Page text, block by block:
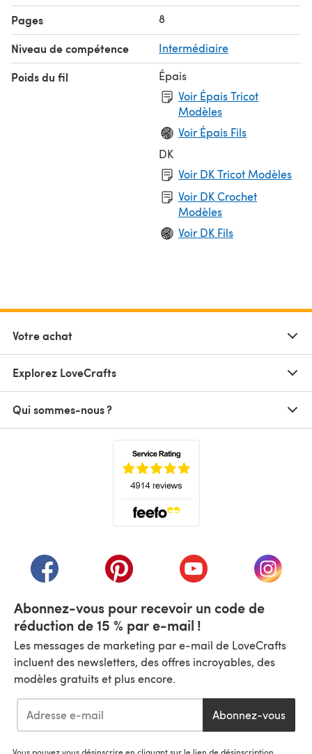
Pages 8
Niveau de compétence Intermédiaire
Poids du fil
Épais
Voir Épais Tricot
Modèles
Voir Épais Fils
DK
Voir DK Tricot Modèles
Voir DK Crochet
Modèles
Voir DK Fils
Votre achat
Explorez LoveCrafts
Qui sommes-nous ?
(s'ouvre dans un nouvel onglet)
(s'ouvre dans un nouvel onglet)
(s'ouvre dans un(s'ouvre
Abonnez-vous pour recevoir un code de
réduction de 15 % par e-mail !
Les messages de marketing par e-mail de LoveCrafts
incluent des newsletters, des offres incroyables, des
modèles gratuits et plus encore.
Abonnez-vous